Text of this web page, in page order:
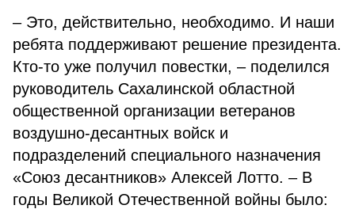
– Это, действительно, необходимо. И наши
ребята поддерживают решение президента.
Кто-то уже получил повестки, – поделился
руководитель Сахалинской областной
общественной организации ветеранов
воздушно-десантных войск и
подразделений специального назначения
«Союз десантников» Алексей Лотто. – В
годы Великой Отечественной войны было: